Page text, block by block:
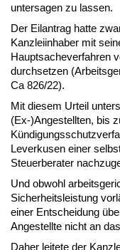
untersagen zu lassen.
Der Eilantrag hatte
Kanzleiinhaber mit
Hauptsacheverfahren
durchsetzen
Ca 826/22).
Mit diesem Urteil
(Ex-)Angestellten, bis
Leverkusen einer
Steuerberater
Und obwohl
Sicherheitsleistung
einer Entscheidung
Angestellte nicht an
Daher leitete der